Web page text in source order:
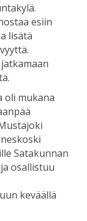
esiin
lisätä
oli mukana
Satakunnan
osallistuu
keväällä